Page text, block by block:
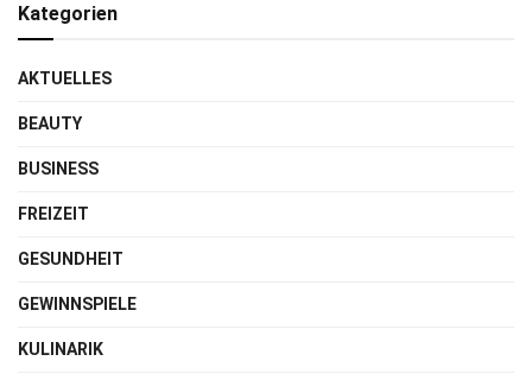
Kategorien
AKTUELLES
BEAUTY
BUSINESS
FREIZEIT
GESUNDHEIT
GEWINNSPIELE
KULINARIK